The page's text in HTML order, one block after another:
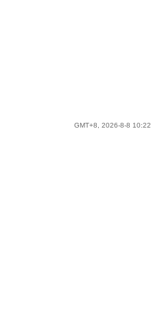
GMT+8, 2026-8-8 10:22